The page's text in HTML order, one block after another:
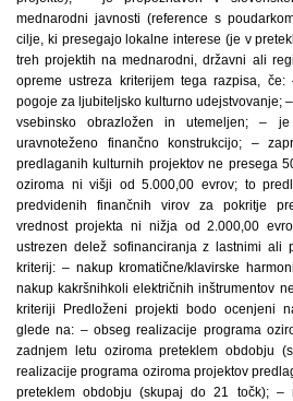
mednarodni javnosti (reference s
cilje, ki presegajo lokalne interese (je v
treh projektih na mednarodni, državni ali
opreme ustreza kriterijem tega razpisa,
pogoje za ljubiteljsko kulturno udejstvovanje;
vsebinsko obrazložen in utemeljen; –
uravnoteženo finančno konstrukcijo; –
predlaganih kulturnih projektov ne presega
oziroma ni višji od 5.000,00 evrov; to
predvidenih finančnih virov za pokritje
vrednost projekta ni nižja od 2.000,00
ustrezen delež sofinanciranja z lastnimi ali
kriterij: – nakup kromatične/klavirske
nakup kakršnihkoli električnih inštrumentov
kriteriji Predloženi projekti bodo ocenjeni
glede na: – obseg realizacije programa
zadnjem letu oziroma preteklem obdobju
realizacije programa oziroma projektov
preteklem obdobju (skupaj do 21 točk); –